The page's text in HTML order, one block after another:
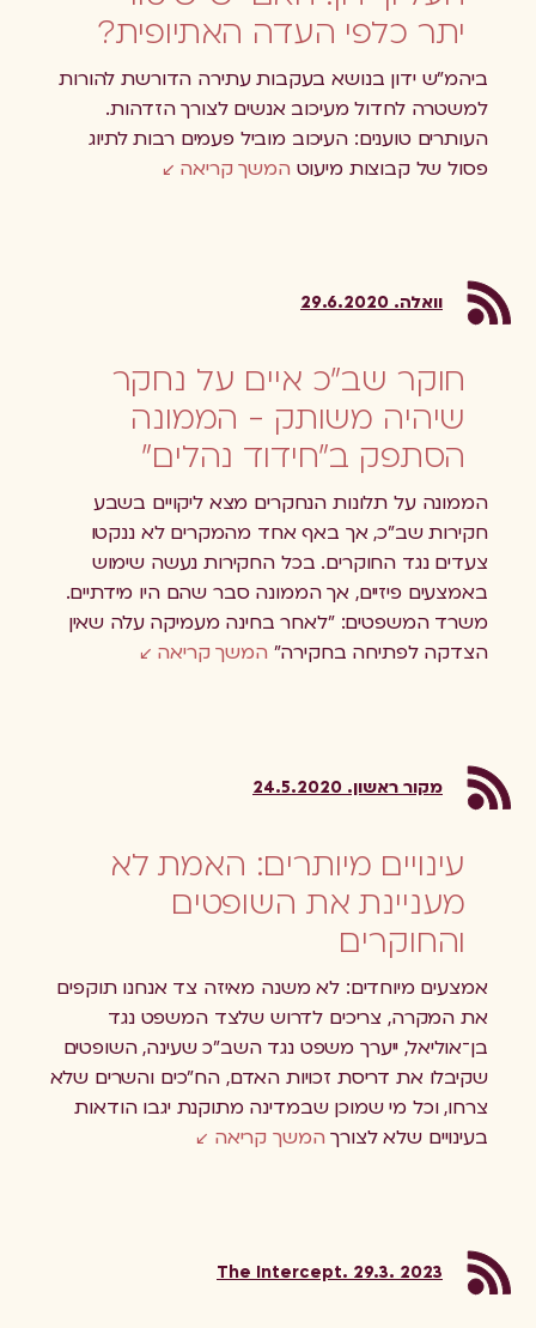
יתר כלפי העדה האתיופית?
ביהמ"ש ידון בנושא בעקבות עתירה הדורשת להורות
למשטרה לחדול מעיכוב אנשים לצורך הזדהות.
העותרים טוענים: העיכוב מוביל פעמים רבות לתיוג
פסול של קבוצות מיעוטהמשך קריאה
וואלה. 29.6.2020
חוקר שב"כ איים על נחקר
שיהיה משותק - הממונה
הסתפק ב"חידוד נהלים"
הממונה על תלונות הנחקרים מצא ליקויים בשבע
חקירות שב"כ, אך באף אחד מהמקרים לא ננקטו
צעדים נגד החוקרים. בכל החקירות נעשה שימוש
באמצעים פיזיים, אך הממונה סבר שהם היו מידתיים.
משרד המשפטים: "לאחר בחינה מעמיקה עלה שאין
הצדקה לפתיחה בחקירה"המשך קריאה
מקור ראשון. 24.5.2020
עינויים מיותרים: האמת לא
מעניינת את השופטים
והחוקרים
אמצעים מיוחדים: לא משנה מאיזה צד אנחנו תוקפים
את המקרה, צריכים לדרוש שלצד המשפט נגד
בן־אוליאל, ייערך משפט נגד השב"כ שעינה, השופטים
שקיבלו את דריסת זכויות האדם, הח"כים והשרים שלא
צרחו, וכל מי שמוכן שבמדינה מתוקנת יגבו הודאות
בעינויים שלא לצורךהמשך קריאה
The Intercept. 29.3. 2023